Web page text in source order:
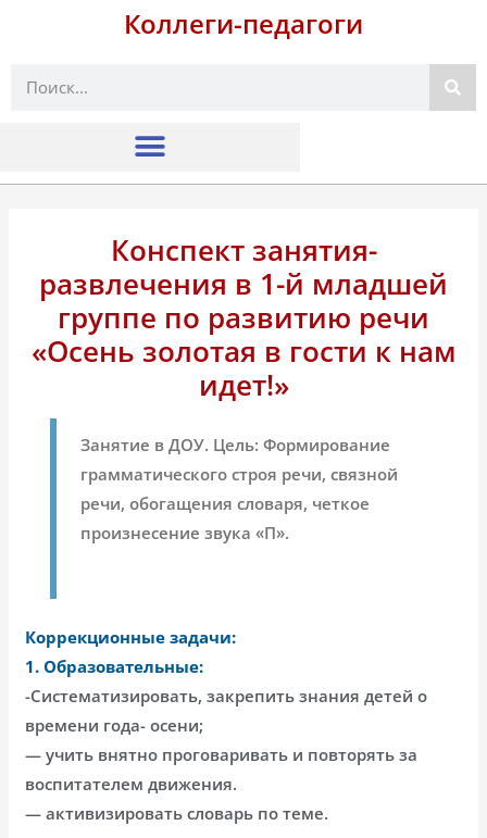
Коллеги-педагоги
Поиск
Конспект занятия-
развлечения в 1-й младшей
группе по развитию речи
«Осень золотая в гости к нам
идет!»
Занятие в ДОУ. Цель: Формирование
грамматического строя речи, связной
речи, обогащения словаря, четкое
произнесение звука «П».
Коррекционные задачи:
1. Образовательные:
-Систематизировать, закрепить знания детей о
времени года- осени;
— учить внятно проговаривать и повторять за
воспитателем движения.
— активизировать словарь по теме.